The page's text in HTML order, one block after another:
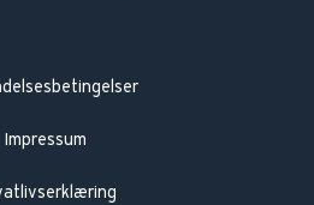
Impressum